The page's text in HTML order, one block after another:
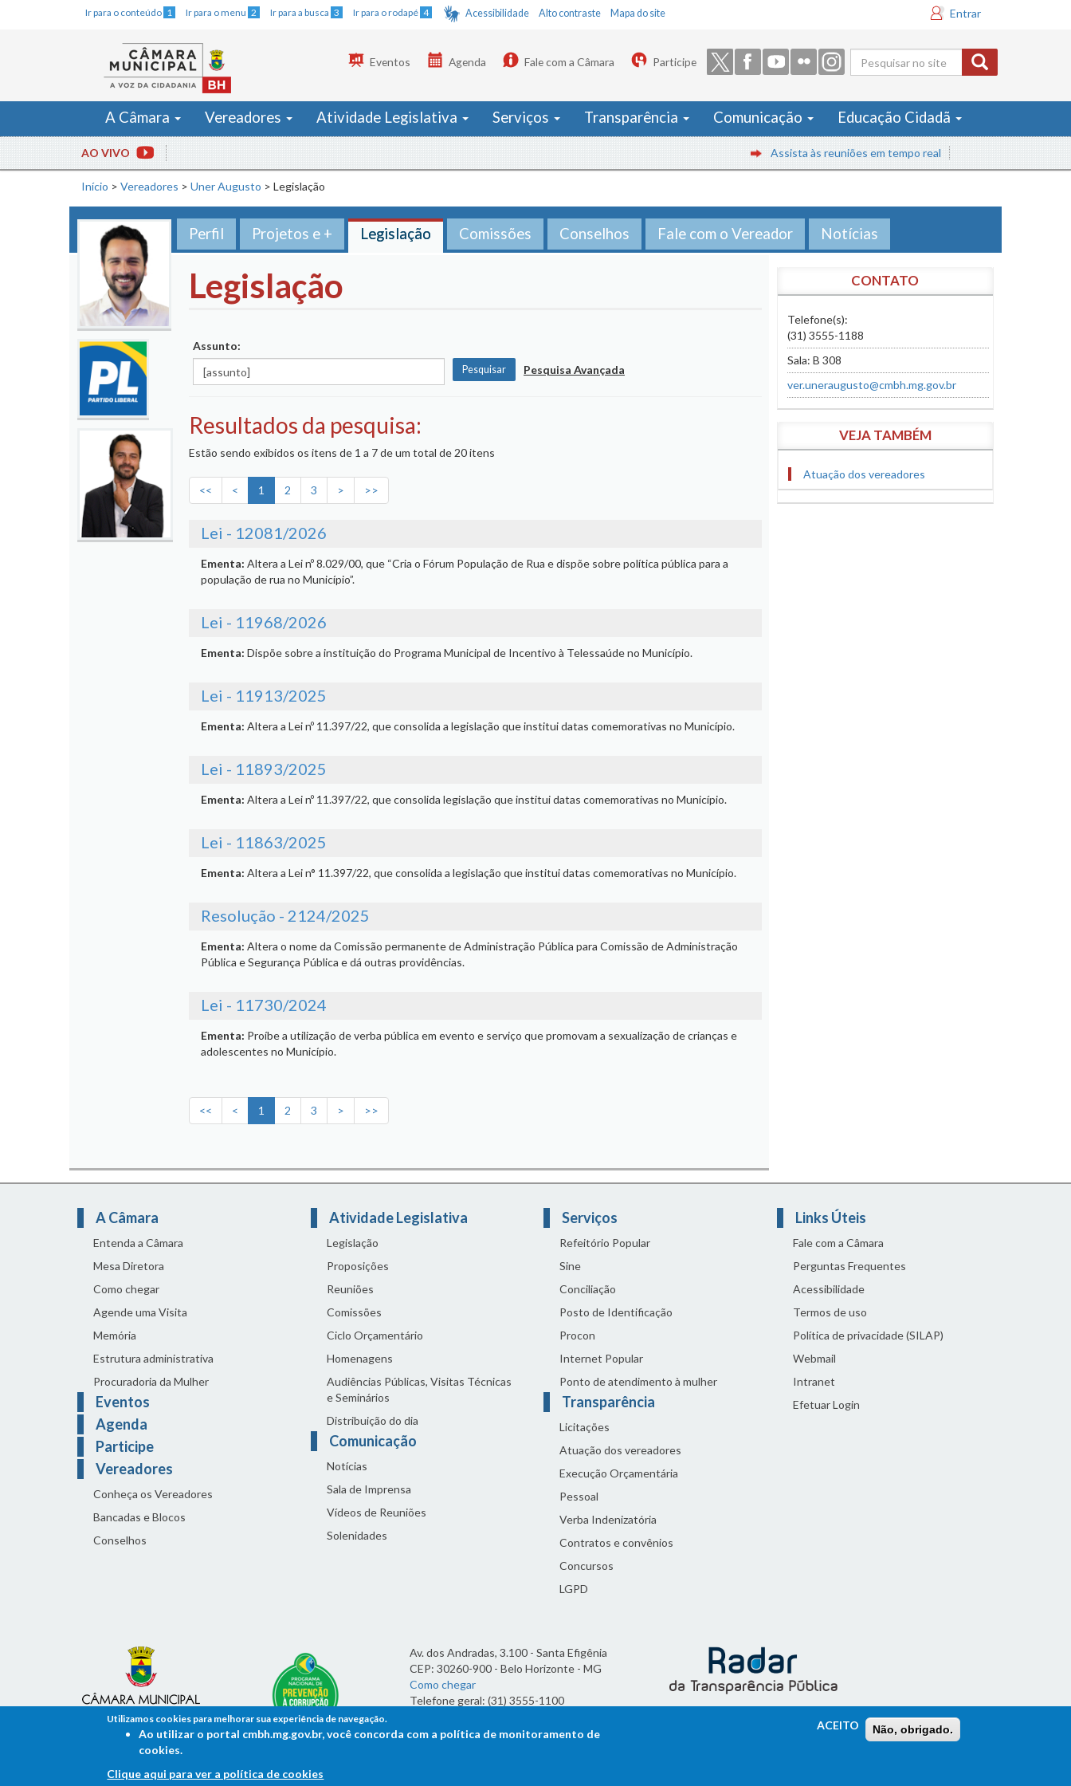
Ir para o conteúdo 1 Ir para o menu 2 Ir para a busca 3 Ir para o rodapé 4 Acessibilidade Alto contraste Mapa do site Entrar
Formulário
de busca
Eventos Agenda Fale com a Câmara Participe
A Câmara Vereadores Atividade Legislativa Serviços Transparência Comunicação Educação Cidadã
AO VIVO Assista às reuniões em tempo real
Início > Vereadores > Uner Augusto > Legislação
Perfil Projetos e + Legislação Comissões Conselhos Fale com o Vereador Notícias
Legislação
Assunto:
Pesquisa Avançada
Resultados da pesquisa:
Estão sendo exibidos os itens de 1 a 7 de um total de 20 itens
<< < 1 2 3 > >>
Lei - 12081/2026
Ementa: Altera a Lei nº 8.029/00, que “Cria o Fórum População de Rua e dispõe sobre política pública para a
população de rua no Município”.
Lei - 11968/2026
Ementa: Dispõe sobre a instituição do Programa Municipal de Incentivo à Telessaúde no Município.
Lei - 11913/2025
Ementa: Altera a Lei nº 11.397/22, que consolida a legislação que institui datas comemorativas no Município.
Lei - 11893/2025
Ementa: Altera a Lei nº 11.397/22, que consolida legislação que institui datas comemorativas no Município.
Lei - 11863/2025
Ementa: Altera a Lei n° 11.397/22, que consolida a legislação que institui datas comemorativas no Município.
Resolução - 2124/2025
Ementa: Altera o nome da Comissão permanente de Administração Pública para Comissão de Administração
Pública e Segurança Pública e dá outras providências.
Lei - 11730/2024
Ementa: Proíbe a utilização de verba pública em evento e serviço que promovam a sexualização de crianças e
adolescentes no Município.
<< < 1 2 3 > >>
CONTATO
Telefone(s):
(31) 3555-1188
Sala: B 308
ver.uneraugusto@cmbh.mg.gov.br
VEJA TAMBÉM
Atuação dos vereadores
A Câmara
Entenda a Câmara
Mesa Diretora
Como chegar
Agende uma Visita
Memória
Estrutura administrativa
Procuradoria da Mulher
Eventos
Agenda
Participe
Vereadores
Conheça os Vereadores
Bancadas e Blocos
Conselhos
Atividade Legislativa
Legislação
Proposições
Reuniões
Comissões
Ciclo Orçamentário
Homenagens
Audiências Públicas, Visitas Técnicas
e Seminários
Distribuição do dia
Comunicação
Notícias
Sala de Imprensa
Vídeos de Reuniões
Solenidades
Serviços
Refeitório Popular
Sine
Conciliação
Posto de Identificação
Procon
Internet Popular
Ponto de atendimento à mulher
Transparência
Licitações
Atuação dos vereadores
Execução Orçamentária
Pessoal
Verba Indenizatória
Contratos e convênios
Concursos
LGPD
Links Úteis
Fale com a Câmara
Perguntas Frequentes
Acessibilidade
Termos de uso
Política de privacidade (SILAP)
Webmail
Intranet
Efetuar Login
Av. dos Andradas, 3.100 - Santa Efigênia
CEP: 30260-900 - Belo Horizonte - MG
Como chegar
Telefone geral: (31) 3555-1100
7h às 19h
Utilizamos cookies para melhorar sua experiência de navegação.
Ao utilizar o portal cmbh.mg.gov.br, você concorda com a política de monitoramento de
cookies.
Clique aqui para ver a política de cookies
ACEITO Não, obrigado.